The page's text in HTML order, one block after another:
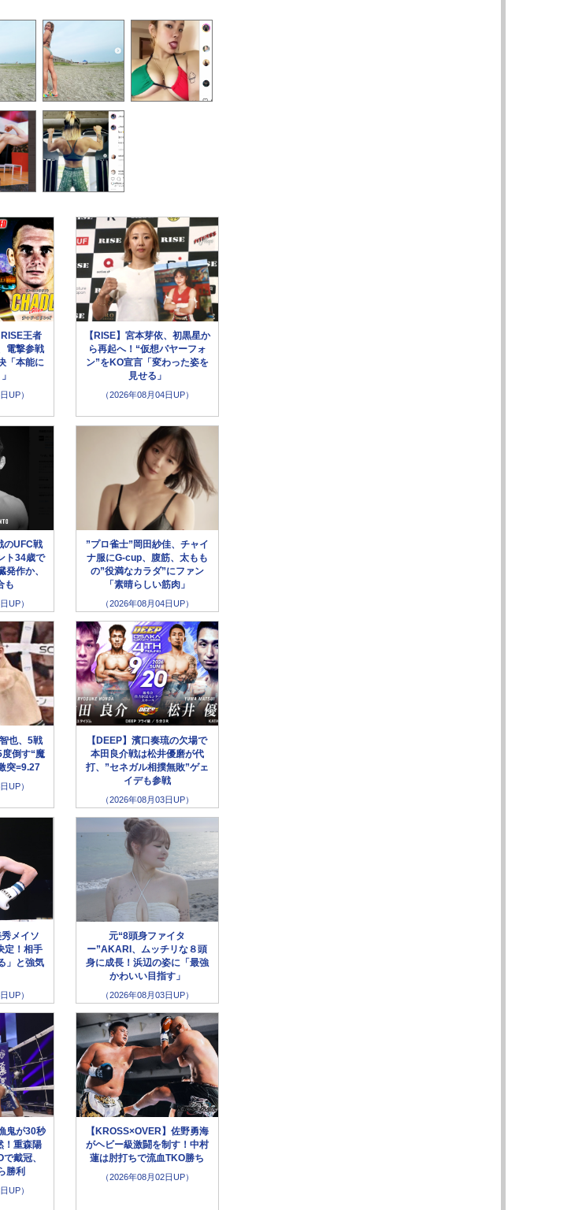
王者
電撃参戦
「本能に
UP）
【RISE】宮本芽依、初黒星か
ら再起へ！“仮想パヤーフォ
ン”をKO宣言「変わった姿を
見せる」
（2026年08月04日UP）
のUFC戦
ト34歳で
作か、
も
UP）
”プロ雀士”岡田紗佳、チャイ
ナ服にG-cup、腹筋、太もも
の”役満なカラダ”にファン
「素晴らしい筋肉」
（2026年08月04日UP）
也、5戦
倒す“魔
突=9.27
UP）
【DEEP】濱口奏琉の欠場で
本田良介戦は松井優磨が代
打、”セネガル相撲無敗”ゲェ
イデも参戦
（2026年08月03日UP）
メイソ
定！相手
」と強気
UP）
元“8頭身ファイタ
ー”AKARI、ムッチリな８頭
身に成長！浜辺の姿に「最強
かわいい目指す」
（2026年08月03日UP）
鬼が30秒
！重森陽
戴冠、
勝利
UP）
【KROSS×OVER】佐野勇海
がヘビー級激闘を制す！中村
蓮は肘打ちで流血TKO勝ち
（2026年08月02日UP）